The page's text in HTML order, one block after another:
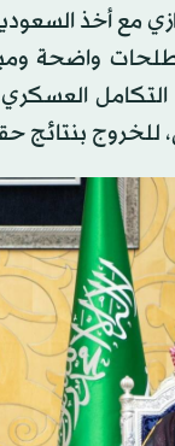
مع أخذ
واضحة
التكامل
للخروج بنتائج